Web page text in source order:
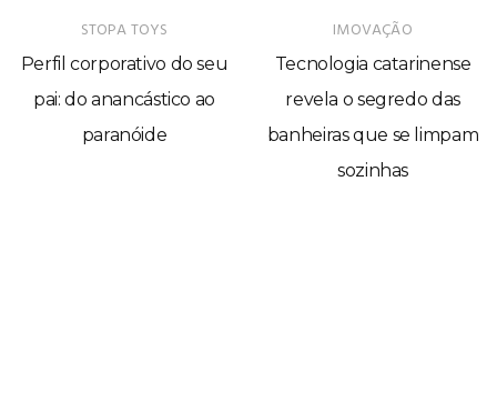
STOPA TOYS
Perfil corporativo do seu
pai: do anancástico ao
paranóide
IMOVAÇÃO
Tecnologia catarinense
revela o segredo das
banheiras que se limpam
sozinhas